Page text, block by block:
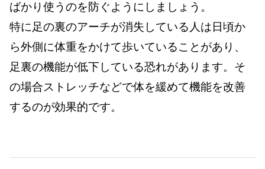
ばかり使うのを防ぐようにしましょう。
特に足の裏のアーチが消失している人は日頃か
ら外側に体重をかけて歩いていることがあり、
足裏の機能が低下している恐れがあります。そ
の場合ストレッチなどで体を緩めて機能を改善
するのが効果的です。